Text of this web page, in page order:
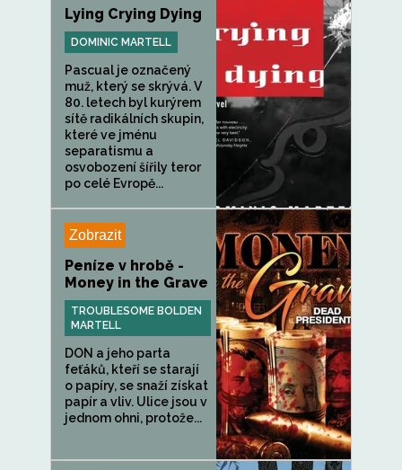
Lying Crying Dying
DOMINIC MARTELL
Pascual je označený
muž, který se skrývá. V
80. letech byl kurýrem
sítě radikálních skupin,
které ve jménu
separatismu a
osvobození šířily teror
po celé Evropě...
Zobrazit
Peníze v hrobě -
Money in the Grave
TROUBLESOME BOLDEN
MARTELL
DON a jeho parta
feťáků, kteří se starají
o papíry, se snaží získat
papír a vliv. Ulice jsou v
jednom ohni, protože...